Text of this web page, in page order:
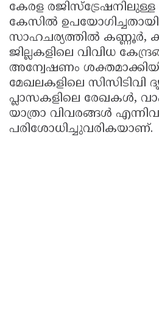
കേരള
കേസിൽ
സാഹചര്യത്തിൽ കണ്ണൂർ,
ജില്ലകളിലെ വിവിധ
അന്വേഷണം
മേഖലകളിലെ സിസിടിവി
പ്ലാസകളിലെ രേഖകൾ,
യാത്രാ വിവരങ്ങൾ എന്നിവ
പരിശോധിച്ചുവരികയാണ്.